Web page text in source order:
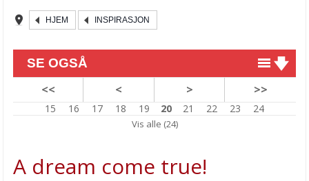
HJEM INSPIRASJON
SE OGSÅ
NY STRIKKEOPPSKRIFT
SMYKKEBETONG FRA RAYHER
Vi ønsker velkommen til NY GARNKVALITET
<< < > >>
15 16 17 18 19 20 21 22 23 24
Vis alle (24)
A dream come true!